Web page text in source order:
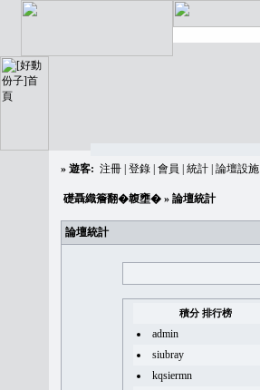
» 遊客: 注冊 登錄 會員 統計 論壇設施
礎聶織簷翻�䪖壅� » 論壇統計
論壇統計
積分 排行榜
admin
siubray
kqsiermn